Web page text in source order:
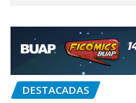
DESTACADAS